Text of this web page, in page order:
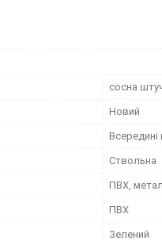
сосна
Новий
Всередині
Ствольна
ПВХ,
ПВХ
Зелений